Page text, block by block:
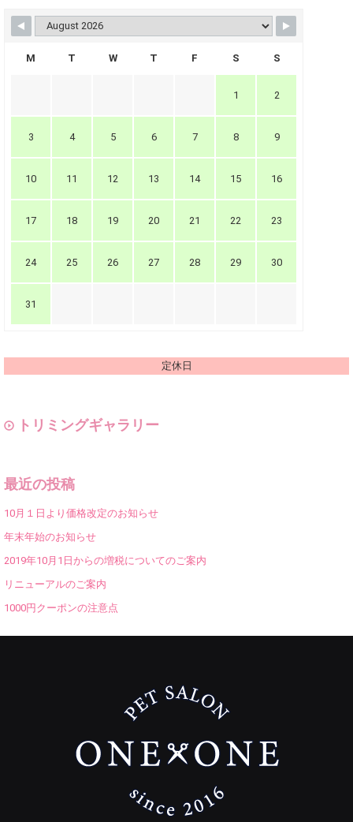
M T W T F S S
1 2
3 4 5 6 7 8 9
10 11 12 13 14 15 16
17 18 19 20 21 22 23
24 25 26 27 28 29 30
31
定休日
トリミングギャラリー
最近の投稿
10月１日より価格改定のお知らせ
年末年始のお知らせ
2019年10月1日からの増税についてのご案内
リニューアルのご案内
1000円クーポンの注意点